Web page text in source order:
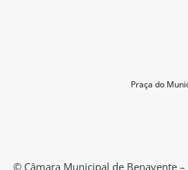
Praça do
© Câmara Municipal de Benavente –